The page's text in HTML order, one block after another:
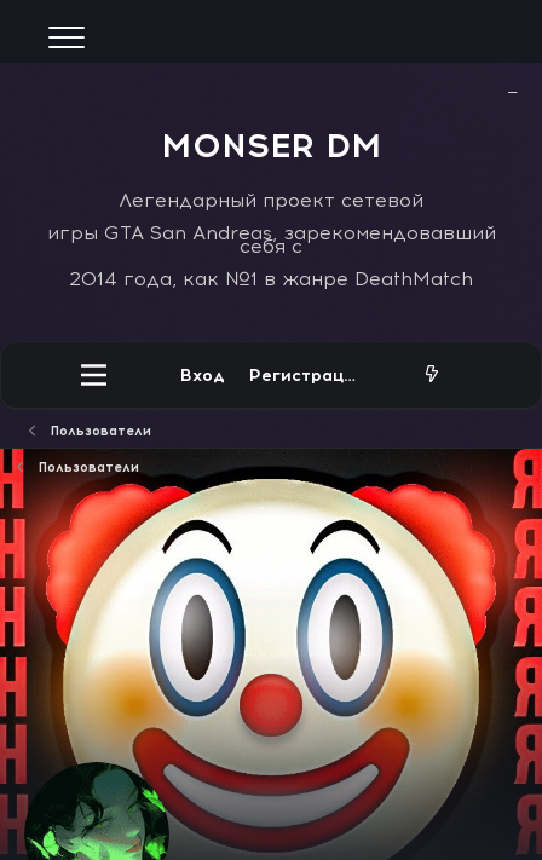
−
MONSER DM
Легендарный проект сетевой
игры GTA San Andreas, зарекомендовавший
себя с
2014 года, как №1 в жанре DeathMatch
Вход Регистрация
Пользователи
Пользователи